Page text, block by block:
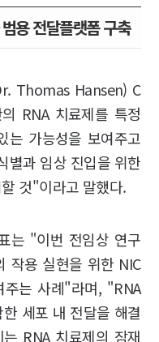
용 전달플랫폼 구축
Thomas Hansen) C
RNA 치료제를 특정
는 가능성을 보여주고
별과 임상 진입을 위한
것"이라고 말했다.
는 "이번 전임상 연구
작용 실현을 위한 NIC
는 사례"라며, "RNA
세포 내 전달을 해결
RNA 치료제의 잠재